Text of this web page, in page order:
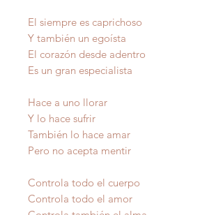
El siempre es caprichoso
Y también un egoísta
El corazón desde adentro
Es un gran especialista
Hace a uno llorar
Y lo hace sufrir
También lo hace amar
Pero no acepta mentir
Controla todo el cuerpo
Controla todo el amor